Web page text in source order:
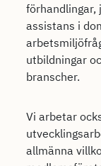
förhandlingar,
assistans i
utbildningar
branscher.
Vi arbetar
allmänna